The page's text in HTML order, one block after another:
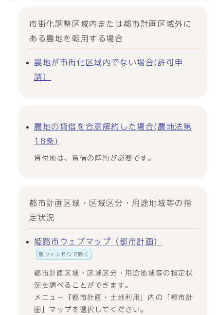
市街化調整区域内または都市計画区域外に
ある農地を転用する場合
農地が市街化区域内でない場合(許可申
請）
農地の貸借を合意解約した場合(農地法第
18条)
貸付地は、賃借の解約が必要です。
都市計画区域・区域区分・用途地域等の指
定状況
姫路市ウェブマップ（都市計画）
別ウィンドウで開く
都市計画区域・区域区分・用途地域等の指定状
況を調べることができます。
メニュー「都市計画・土地利用」内の「都市計
画」マップを選択してください。